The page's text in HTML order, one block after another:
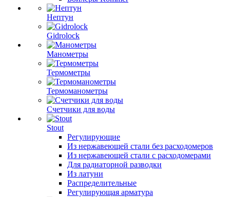
Нептун
Gidrolock
Манометры
Термометры
Термоманометры
Счетчики для воды
Stout
Регулирующие
Из нержавеющей стали без расходомеров
Из нержавеющей стали с расходомерами
Для радиаторной разводки
Из латуни
Распределительные
Регулирующая арматура